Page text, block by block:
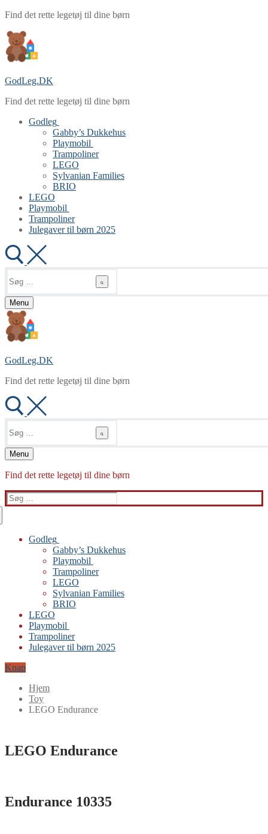
Spring
indhold
Menu
Luk
Find det rette legetøj til dine børn
GodLeg.DK
Find det rette legetøj til dine børn
Godleg
Gabby’s Dukkehus
Playmobil
Trampoliner
LEGO
Sylvanian Families
BRIO
LEGO
Playmobil
Trampoliner
Julegaver til børn 2025
efter:
Menu
GodLeg.DK
Find det rette legetøj til dine børn
efter:
Menu
Find det rette legetøj til dine børn
Søg
efter:
Godleg
Gabby’s Dukkehus
Playmobil
Trampoliner
LEGO
Sylvanian Families
BRIO
LEGO
Playmobil
Trampoliner
Julegaver til børn 2025
Knap
Hjem
Toy
LEGO Endurance
LEGO Endurance
Endurance 10335